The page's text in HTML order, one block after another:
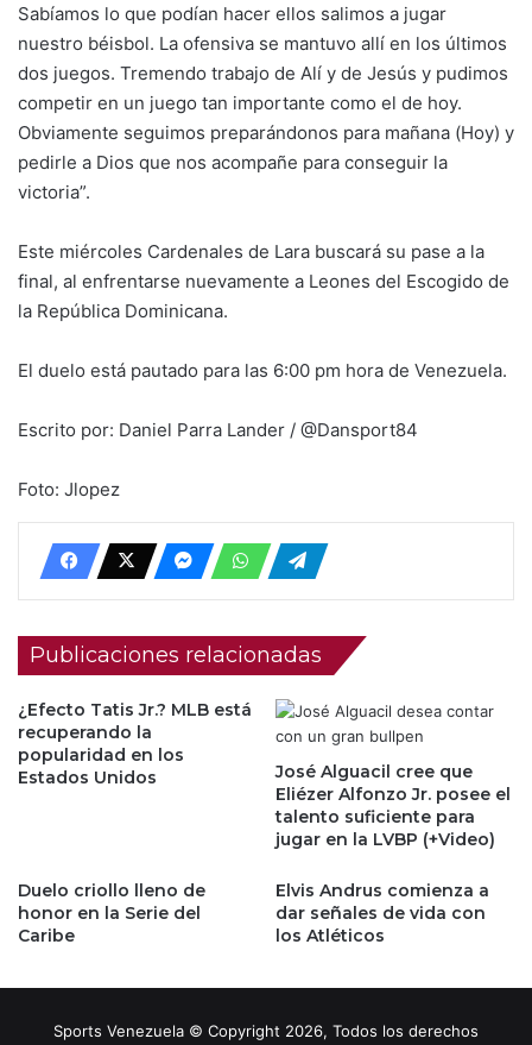
Sabíamos lo que podían hacer ellos salimos a jugar
nuestro béisbol. La ofensiva se mantuvo allí en los últimos
dos juegos. Tremendo trabajo de Alí y de Jesús y pudimos
competir en un juego tan importante como el de hoy.
Obviamente seguimos preparándonos para mañana (Hoy) y
pedirle a Dios que nos acompañe para conseguir la
victoria”.
Este miércoles Cardenales de Lara buscará su pase a la
final, al enfrentarse nuevamente a Leones del Escogido de
la República Dominicana.
El duelo está pautado para las 6:00 pm hora de Venezuela.
Escrito por: Daniel Parra Lander / @Dansport84
Foto: Jlopez
Publicaciones relacionadas
¿Efecto Tatis Jr.? MLB está
recuperando la
popularidad en los
Estados Unidos
José Alguacil cree que
Eliézer Alfonzo Jr. posee el
talento suficiente para
jugar en la LVBP (+Video)
Duelo criollo lleno de
honor en la Serie del
Caribe
Elvis Andrus comienza a
dar señales de vida con
los Atléticos
Sports Venezuela © Copyright 2026, Todos los derechos